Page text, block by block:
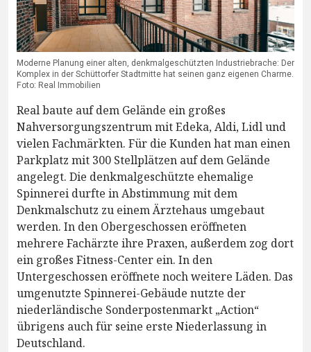
Moderne Planung einer alten, denkmalgeschützten Industriebrache: Der
Komplex in der Schüttorfer Stadtmitte hat seinen ganz eigenen Charme.
Foto: Real Immobilien
Real baute auf dem Gelände ein großes
Nahversorgungszentrum mit Edeka, Aldi, Lidl und
vielen Fachmärkten. Für die Kunden hat man einen
Parkplatz mit 300 Stellplätzen auf dem Gelände
angelegt. Die denkmalgeschützte ehemalige
Spinnerei durfte in Abstimmung mit dem
Denkmalschutz zu einem Ärztehaus umgebaut
werden. In den Obergeschossen eröffneten
mehrere Fachärzte ihre Praxen, außerdem zog dort
ein großes Fitness-Center ein. In den
Untergeschossen eröffnete noch weitere Läden. Das
umgenutzte Spinnerei-Gebäude nutzte der
niederländische Sonderpostenmarkt „Action“
übrigens auch für seine erste Niederlassung in
Deutschland.